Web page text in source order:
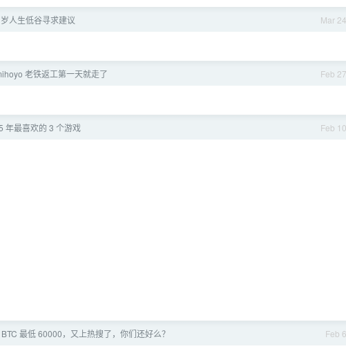
Mar 24
人生低谷寻求建议
Feb 27
老铁返工第一天就走了
Feb 10
年最喜欢的 3 个游戏
Feb 6
BTC 最低 60000，又上热搜了，你们还好么？